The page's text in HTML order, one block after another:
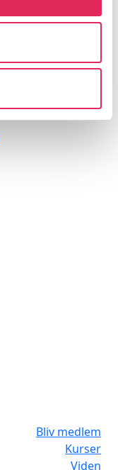
Bliv medlem
Kurser
Viden